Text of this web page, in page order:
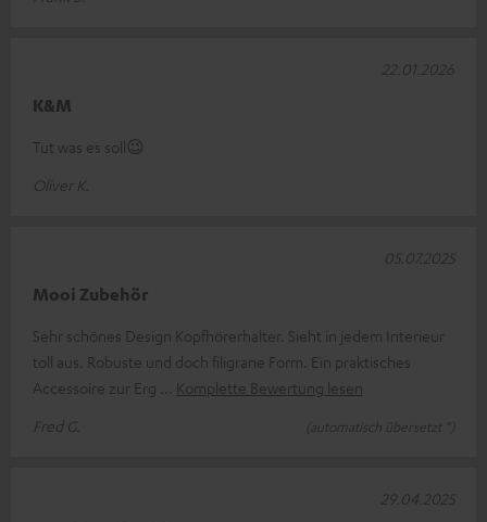
K&M
Tut was es soll😉
Oliver K.
22.01.2026
Mooi Zubehör
Sehr schönes Design Kopfhörerhalter. Sieht in jedem Interieur
toll aus. Robuste und doch filigrane Form. Ein praktisches
Accessoire zur Erg
Komplette Bewertung lesen
Fred G.
(automatisch übersetzt *)
05.07.2025
29.04.2025